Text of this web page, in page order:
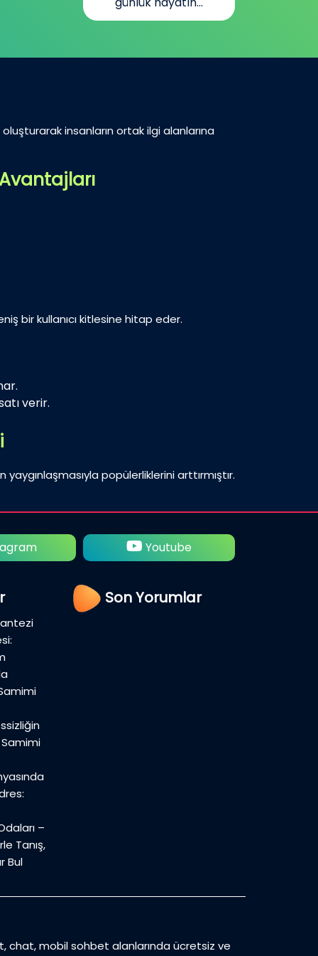
insanların ortak ilgi alanlarına
bir kullanıcı kitlesine hitap eder.
verir.
popülerliklerini arttırmıştır.
Twitter
–
Tanış,
Bul
Son Yorumlar
chat, mobil sohbet alanlarında ücretsiz ve